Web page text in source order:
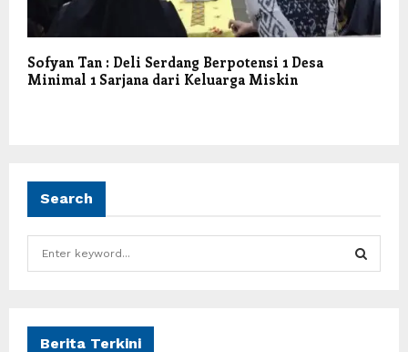
Sofyan Tan : Deli Serdang Berpotensi 1 Desa
Minimal 1 Sarjana dari Keluarga Miskin
Search
Berita Terkini